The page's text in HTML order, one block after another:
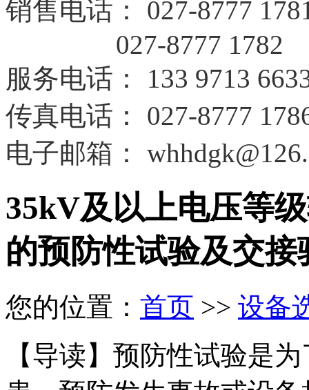
销售电话：
027-8777
027-8777 1782
服务电话 ：
133 9713
传真电话： 027-8777
电子邮箱：
35kV及以上电压等
的预防性试验及交
您的位置： 首页 >> 设备
【导读】预防性试验是